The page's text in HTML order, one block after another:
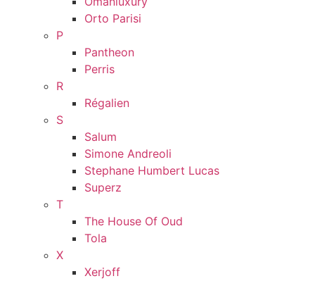
Orto Parisi
P
Pantheon
Perris
R
Régalien
S
Salum
Simone Andreoli
Stephane Humbert Lucas
Superz
T
The House Of Oud
Tola
X
Xerjoff